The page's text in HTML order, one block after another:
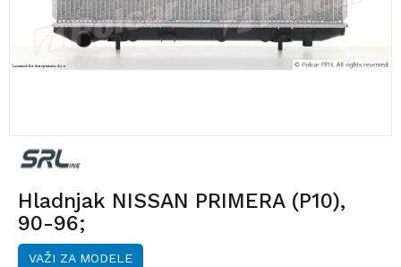
Hladnjak NISSAN PRIMERA (P10),
90-96;
VAŽI ZA MODELE